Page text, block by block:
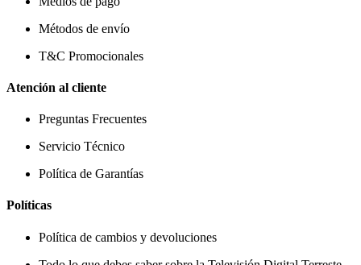
Métodos de envío
T&C Promocionales
Atención al cliente
Preguntas Frecuentes
Servicio Técnico
Política de Garantías
Políticas
Política de cambios y devoluciones